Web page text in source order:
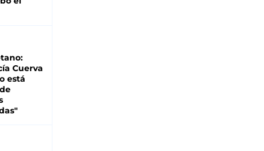
Cuerva
está